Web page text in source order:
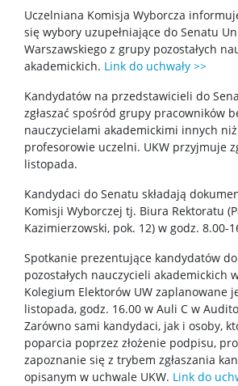
Doktoraty wdrożeniowe
Struktura
Regulaminy/zasady
Procedura przewodu doktorskiego
Ubezpieczenie zdrowotne
Dokumenty do pobrania
Pracownicy
Uczelniana Komisja Wyborcza
się wybory uzupełniające do Senatu
Warszawskiego z grupy pozostałych
akademickich. Link do uchwały >>
Kandydatów na przedstawicieli do
zgłaszać spośród grupy pracowników
nauczycielami akademickimi innych
profesorowie uczelni. UKW przyjmuje
listopada.
Kandydaci do Senatu składają
Komisji Wyborczej tj. Biura Rektoratu
Kazimierzowski, pok. 12) w godz. 8.00-
Spotkanie prezentujące kandydatów
pozostałych nauczycieli akademickich
Kolegium Elektorów UW zaplanowane
listopada, godz. 16.00 w Auli C w
Zarówno sami kandydaci, jak i osoby,
poparcia poprzez złożenie podpisu,
zapoznanie się z trybem zgłaszania
opisanym w uchwale UKW. Link do